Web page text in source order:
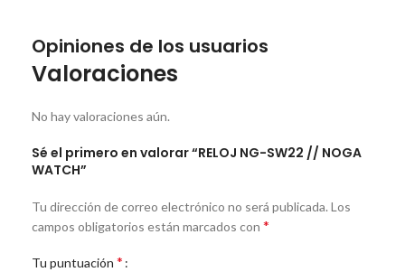
Opiniones de los usuarios
Valoraciones
No hay valoraciones aún.
Sé el primero en valorar “RELOJ NG-SW22 // NOGA
WATCH”
Tu dirección de correo electrónico no será publicada. Los
campos obligatorios están marcados con *
Tu puntuación *